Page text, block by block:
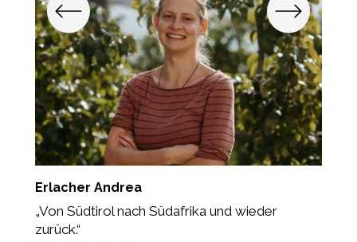
Erlacher Andrea
„Von Südtirol nach Südafrika und wieder
zurück.“